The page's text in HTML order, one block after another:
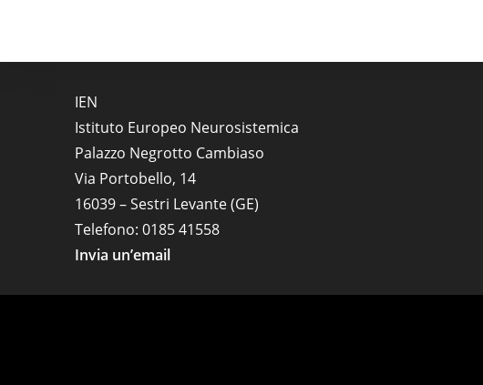
IEN
Istituto Europeo Neurosistemica
Palazzo Negrotto Cambiaso
Via Portobello, 14
16039 – Sestri Levante (GE)
Telefono: 0185 41558
Invia un’email